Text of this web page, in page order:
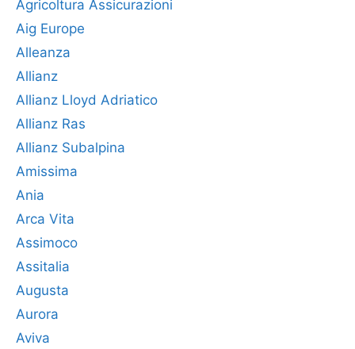
Agricoltura Assicurazioni
Aig Europe
Alleanza
Allianz
Allianz Lloyd Adriatico
Allianz Ras
Allianz Subalpina
Amissima
Ania
Arca Vita
Assimoco
Assitalia
Augusta
Aurora
Aviva